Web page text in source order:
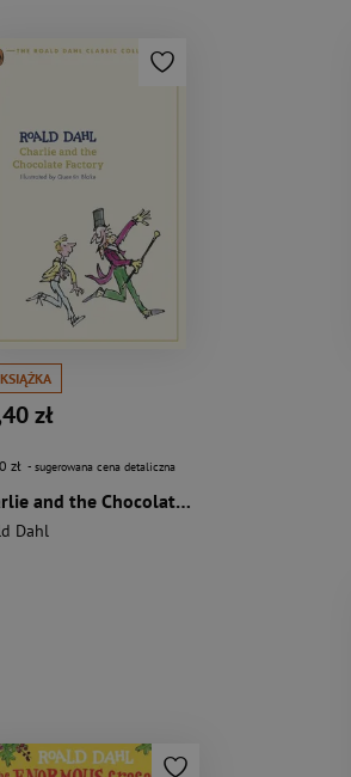
KSIĄŻKA
zł
zł - sugerowana cena detaliczna
Charlie and the Chocolate Factory wer. angielska
Dahl